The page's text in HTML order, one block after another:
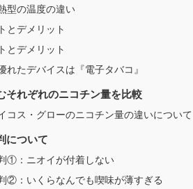
型の温度の違い
とデメリット
とデメリット
れたデバイスは『電子タバコ』
それぞれのニコチン量を比較
コス・グローのニコチン量の違いについて
について
①：ニオイが付着しない
②：いくらなんでも喫味が薄すぎる